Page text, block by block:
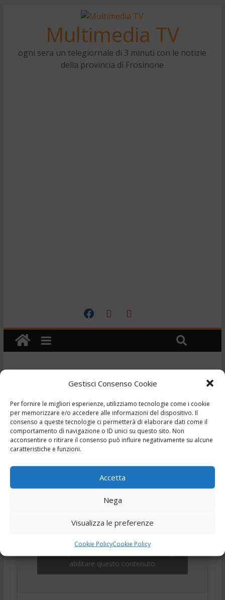
Gestisci Consenso Cookie
Per fornire le migliori esperienze, utilizziamo tecnologie come i cookie
per memorizzare e/o accedere alle informazioni del dispositivo. Il
consenso a queste tecnologie ci permetterà di elaborare dati come il
comportamento di navigazione o ID unici su questo sito. Non
acconsentire o ritirare il consenso può influire negativamente su alcune
caratteristiche e funzioni.
Accetta
Nega
Visualizza le preferenze
Cookie PolicyCookie Policy
Multimedia TV
ogni sera un telegiornale di 3 minuti con le notizie
della provincia di Frosinone
TG – Minorenni ballano
sul cofano e sul tetto di
un’auto – 12/4/2023
12 Aprile 2023
Tg24
abilitare questo contenuto